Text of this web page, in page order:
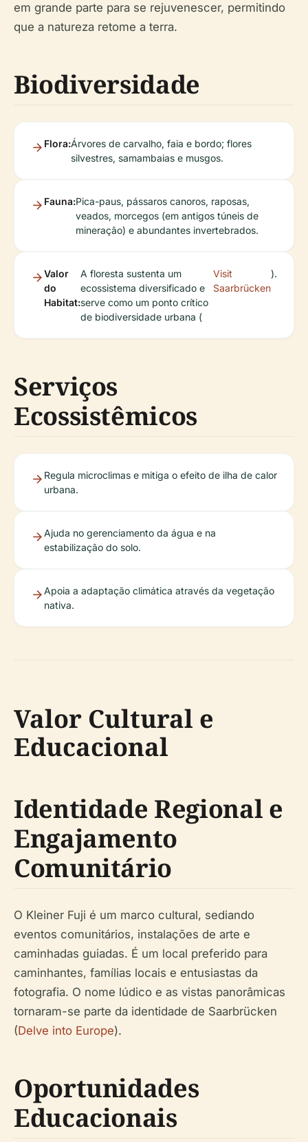
em grande parte para se rejuvenescer, permitindo
que a natureza retome a terra.
Biodiversidade
Flora:Árvores de carvalho, faia e bordo; flores
silvestres, samambaias e musgos.
Fauna:Pica-paus, pássaros canoros, raposas,
veados, morcegos (em antigos túneis de
mineração) e abundantes invertebrados.
Valor
do
Habitat:
A floresta sustenta um
ecossistema diversificado e
serve como um ponto crítico
de biodiversidade urbana (
Visit
Saarbrücken
).
Serviços
Ecossistêmicos
Regula microclimas e mitiga o efeito de ilha de calor
urbana.
Ajuda no gerenciamento da água e na
estabilização do solo.
Apoia a adaptação climática através da vegetação
nativa.
Valor Cultural e
Educacional
Identidade Regional e
Engajamento
Comunitário
O Kleiner Fuji é um marco cultural, sediando
eventos comunitários, instalações de arte e
caminhadas guiadas. É um local preferido para
caminhantes, famílias locais e entusiastas da
fotografia. O nome lúdico e as vistas panorâmicas
tornaram-se parte da identidade de Saarbrücken
(Delve into Europe).
Oportunidades
Educacionais